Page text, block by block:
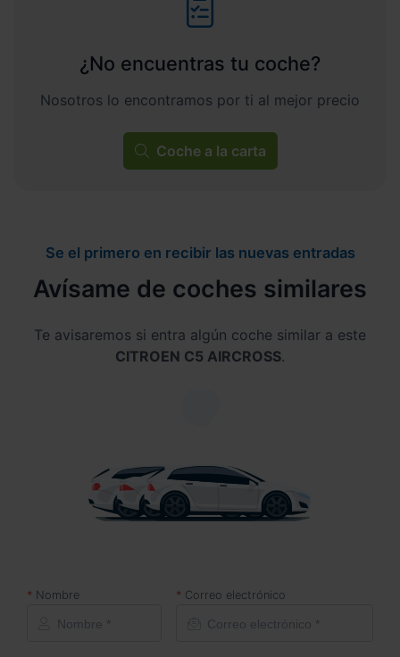
¿No encuentras tu coche?
Nosotros lo encontramos por ti al mejor precio
Coche a la carta
Se el primero en recibir las nuevas entradas
Avísame de coches similares
Te avisaremos si entra algún coche similar a este
CITROEN C5 AIRCROSS.
Nombre Correo electrónico